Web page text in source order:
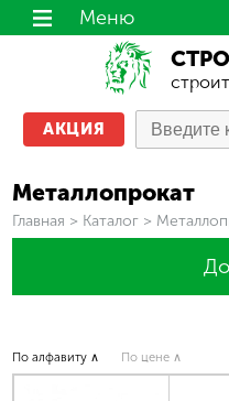
АКЦИЯ
Меню
Металлопрокат
Вы здесь
Главная > Каталог >
По алфавиту ∧ По цене ∧